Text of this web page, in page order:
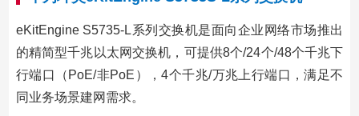
eKitEngine S5735-L系列交换机是面向企业网络市场推出
的精简型千兆以太网交换机，可提供8个/24个/48个千兆下
行端口（PoE/非PoE），4个千兆/万兆上行端口，满足不
同业务场景建网需求。